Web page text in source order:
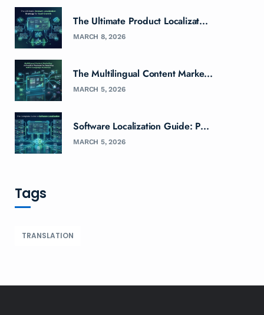
The Ultimate Product Localizat...
MARCH 8, 2026
The Multilingual Content Marke...
MARCH 5, 2026
Software Localization Guide: P...
MARCH 5, 2026
Tags
TRANSLATION